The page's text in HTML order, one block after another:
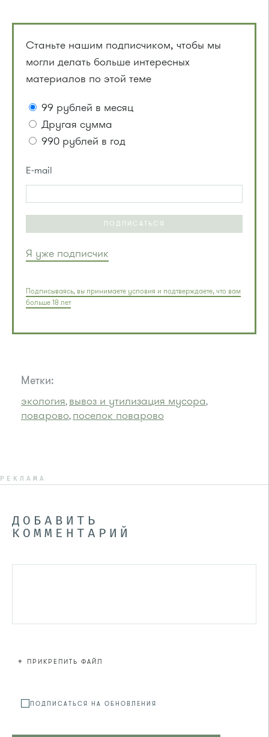
Станьте нашим подписчиком, чтобы мы
могли делать больше интересных
материалов по этой теме
99 рублей в месяц
Другая сумма
990 рублей в год
E-mail
ПОДПИСАТЬСЯ
Я уже подписчик
Подписываясь, вы принимаете условия и подтверждаете, что вам
больше 18 лет
Метки:
экология, вывоз и утилизация мусора,
поварово, поселок поварово
РЕКЛАМА
ДОБАВИТЬ
КОММЕНТАРИЙ
+ ПРИКРЕПИТЬ ФАЙЛ
ПОДПИСАТЬСЯ НА ОБНОВЛЕНИЯ